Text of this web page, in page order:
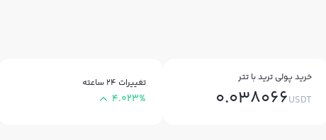
خرید پولی ترید با تتر
0.038066USDT
تغییرات ۲۴ ساعته
4.023%